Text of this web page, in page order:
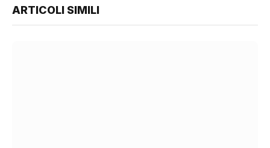
ARTICOLI SIMILI